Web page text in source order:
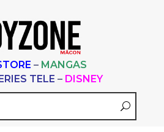
– MANGAS
TELE – DISNEY